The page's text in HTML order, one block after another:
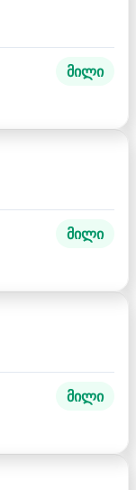
მილი
მილი
მილი